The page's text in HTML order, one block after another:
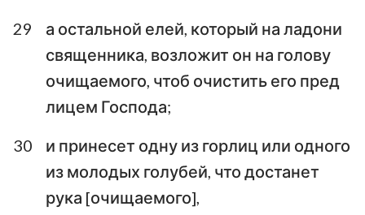
29
а остальной елей, который на ладони
священника, возложит он на голову
очищаемого, чтоб очистить его пред
лицем Господа;
30
и принесет одну из горлиц или одного
из молодых голубей, что достанет
рука [очищаемого],